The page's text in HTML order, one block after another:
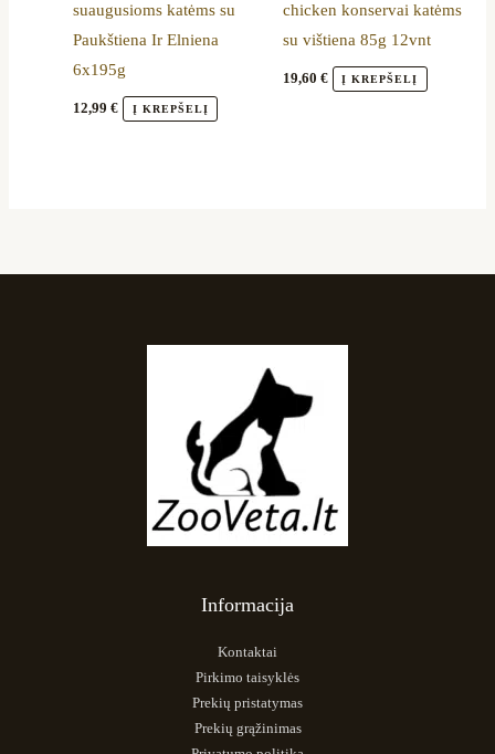
suaugusioms katėms su
Paukštiena Ir Elniena
6x195g
12,99€ Į KREPŠELĮ
chicken konservai katėms
su vištiena 85g 12vnt
19,60 € Į KREPŠELĮ
Informacija
Kontaktai
Pirkimo taisyklės
Prekių pristatymas
Prekių grąžinimas